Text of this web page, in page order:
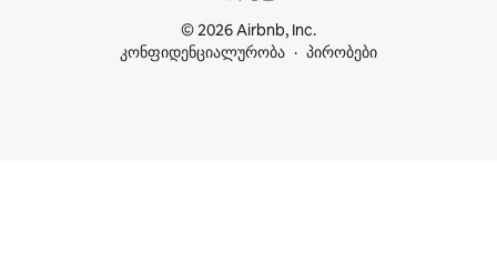
© 2026 Airbnb, Inc.
კონფიდენციალურობა
პირობები